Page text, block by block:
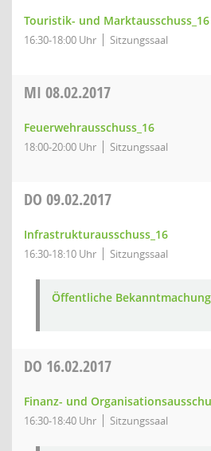
Touristik- und Marktausschuss_16
16:30-18:00 Uhr Sitzungssaal
MI 08.02.2017
Feuerwehrausschuss_16
18:00-20:00 Uhr Sitzungssaal
DO 09.02.2017
Infrastrukturausschuss_16
16:30-18:10 Uhr Sitzungssaal
Öffentliche Bekanntmachung
DO 16.02.2017
Finanz- und
16:30-18:40 Uhr Sitzungssaal